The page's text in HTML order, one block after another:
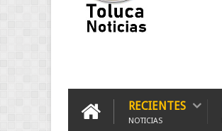
RECIENTES
NOTICIAS